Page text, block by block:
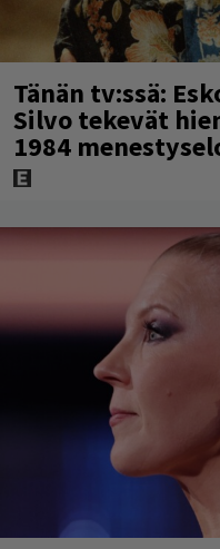
Tänän tv:ssä:
Silvo tekevät
1984